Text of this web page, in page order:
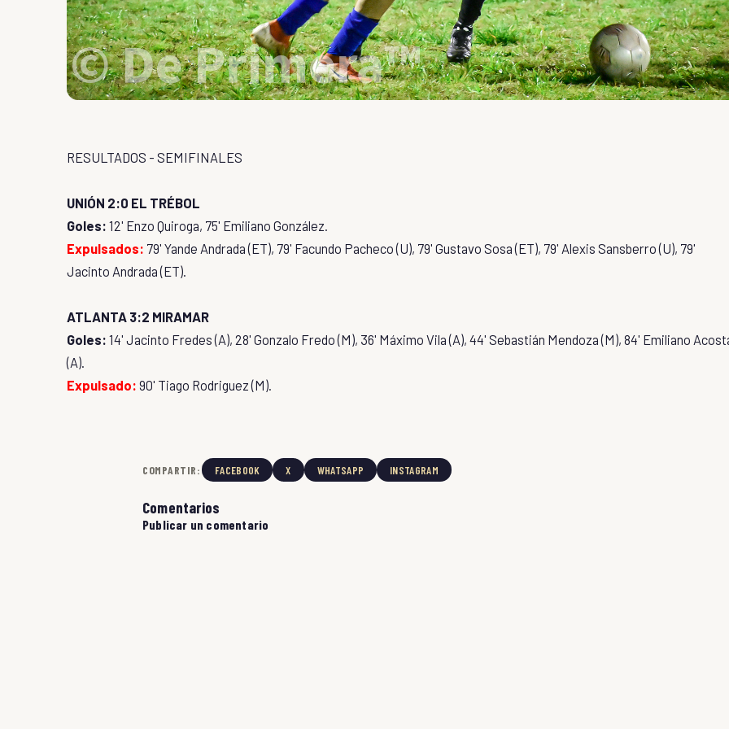
RESULTADOS - SEMIFINALES
UNIÓN 2:0 EL TRÉBOL
Goles: 12' Enzo Quiroga, 75' Emiliano González.
Expulsados: 79' Yande Andrada (ET), 79' Facundo Pacheco (U), 79' Gustavo Sosa (ET), 79' Alexis Sansberro (U), 79'
Jacinto Andrada (ET).
ATLANTA 3:2 MIRAMAR
Goles: 14' Jacinto Fredes (A), 28' Gonzalo Fredo (M), 36' Máximo Vila (A), 44' Sebastián Mendoza (M), 84' Emiliano
(A).
Expulsado: 90' Tiago Rodriguez (M).
COMPARTIR: FACEBOOK X WHATSAPP INSTAGRAM
Comentarios
Publicar un comentario